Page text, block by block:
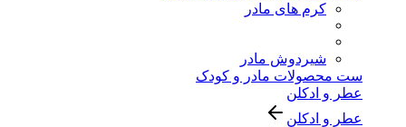
کرم های مادر
شیردوش مادر
ست محصولات مادر و کودک
عطر و ادکلن
عطر و ادکلن